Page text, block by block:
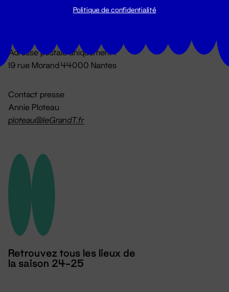
Du lundi au vendredi 14h → 18h
Adresse postale uniquement :
19 rue Morand 44000 Nantes
Contact presse
Annie Ploteau
ploteau@leGrandT.fr
Retrouvez tous les lieux de
la saison 24-25
Politique de confidentialité